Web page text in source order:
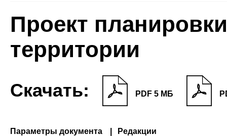
Проект
территории
Скачать: PDF 5 МБ
Параметры документа Редакции